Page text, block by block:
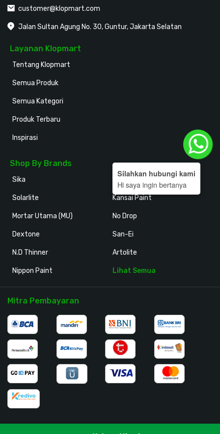
customer@klopmart.com
Jalan Sultan Agung No. 30, Guntur, Jakarta Selatan
Layanan Klopmart
Tentang Klopmart
Semua Produk
Semua Kategori
Produk Terbaru
Inspirasi
Shop By Brands
Sika
Solarlite
Mortar Utama (MU)
Dextone
N.D Thinner
Nippon Paint
Kansai Paint
No Drop
San-Ei
Artolite
Lihat Semua
Mitra Pembayaran
Silahkan hubungi kami
Hi saya ingin bertanya